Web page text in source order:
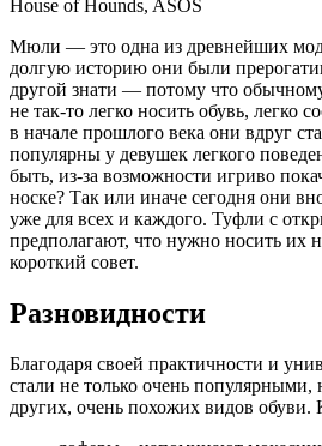
House of Hounds, ASOS
Мюли — это одна из древнейших
долгую историю они были
другой знати — потому что
не так-то легко носить обувь, легко
в начале прошлого века они вдруг
популярны у девушек легкого
быть, из-за возможности игриво
носке? Так или иначе сегодня они
уже для всех и каждого. Туфли с
предполагают, что нужно носить их
короткий совет.
Разновидности
Благодаря своей практичности и
стали не только очень
других, очень похожих видов